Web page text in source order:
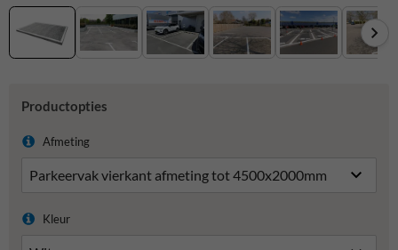
Productopties
Afmeting
Kleur